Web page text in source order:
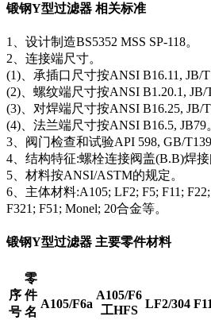
锻钢Y型过滤器 相关标准
1、设计制造BS5352 MSS SP-118。
2、连接端尺寸。
(1)、承插口尺寸按ANSI B16.11, JB/
(2)、螺纹端尺寸按ANSI B1.20.1, JB/
(3)、对焊端尺寸按ANSI B16.25, JB/
(4)、法兰端尺寸按ANSI B16.5, JB79
3、阀门检查和试验API 598, GB/
4、结构特征:螺栓连接阀盖(B.B)焊接
5、材料按ANSI/ASTM的规定。
6、主体材料:A105; LF2; F5; F11;
F321; F51; Monel; 20合金等。
锻钢Y型过滤器 主要零件材料
序
号
零
件
名
A105/F6a
A105/F6
工HFS LF2/304